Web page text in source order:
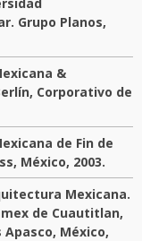
Grupo Planos,
&
Corporativo de
de Fin de
México, 2003.
Mexicana.
de Cuautitlan,
México,